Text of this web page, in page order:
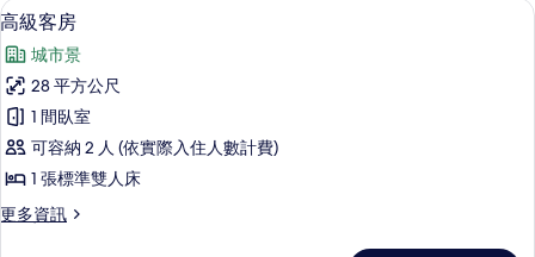
相
片
的
情
顯
示
高
級
客
房
所
4
高級客房
城市景
28 平方公尺
1 間臥室
可容納 2 人 (依實際入住人數計費)
1 張標準雙人床
更多資訊
更